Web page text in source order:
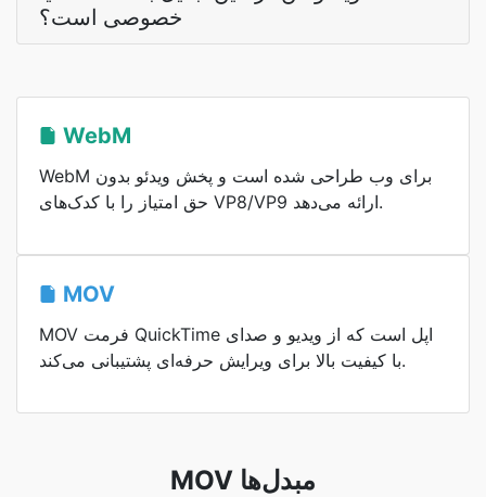
خصوصی است؟
WebM
WebM برای وب طراحی شده است و پخش ویدئو بدون
حق امتیاز را با کدک‌های VP8/VP9 ارائه می‌دهد.
MOV
MOV فرمت QuickTime اپل است که از ویدیو و صدای
با کیفیت بالا برای ویرایش حرفه‌ای پشتیبانی می‌کند.
MOV مبدل‌ها